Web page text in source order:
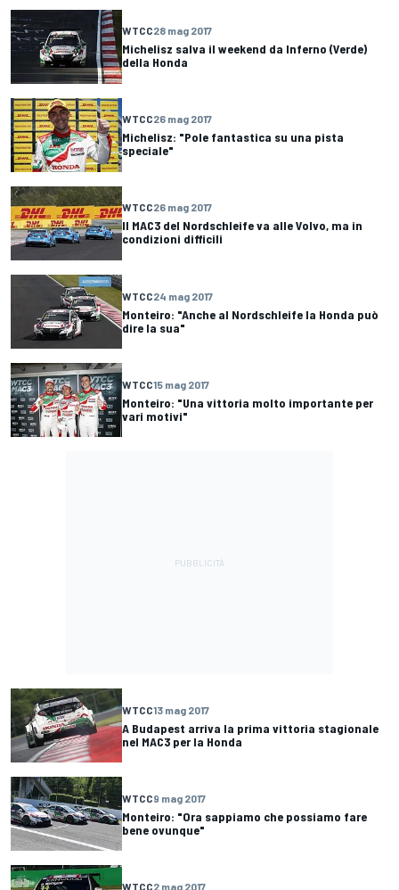
WTCC28 mag 2017
Michelisz salva il weekend da Inferno (Verde)
della Honda
WTCC26 mag 2017
Michelisz: "Pole fantastica su una pista
speciale"
WTCC26 mag 2017
Il MAC3 del Nordschleife va alle Volvo, ma in
condizioni difficili
WTCC24 mag 2017
Monteiro: "Anche al Nordschleife la Honda può
dire la sua"
WTCC15 mag 2017
Monteiro: "Una vittoria molto importante per
vari motivi"
WTCC13 mag 2017
A Budapest arriva la prima vittoria stagionale
nel MAC3 per la Honda
WTCC9 mag 2017
Monteiro: "Ora sappiamo che possiamo fare
bene ovunque"
WTCC2 mag 2017